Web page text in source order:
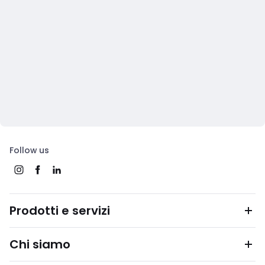
Follow us
Prodotti e servizi
Chi siamo